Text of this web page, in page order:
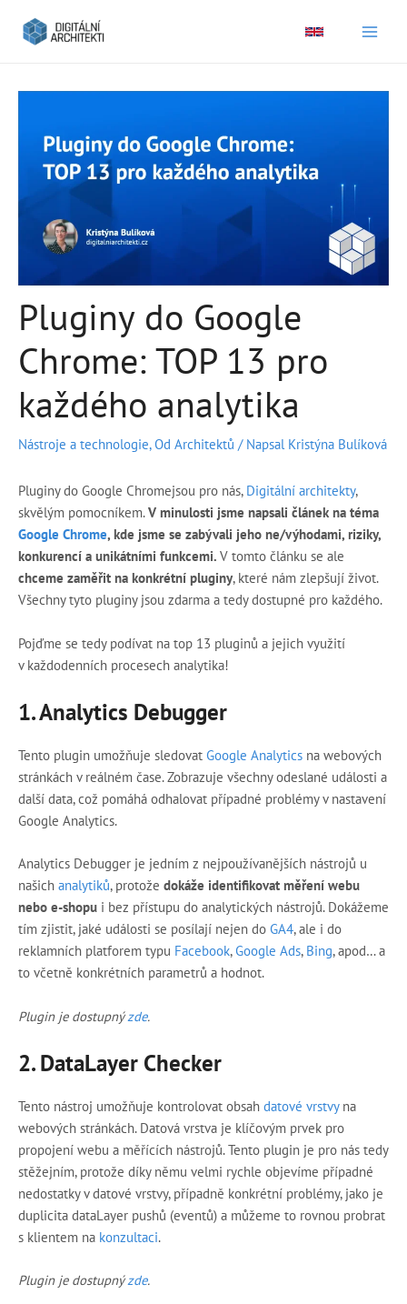
Menu
Pluginy do Google
Chrome: TOP 13 pro
každého analytika
Nástroje a technologie,Od Architektů / Napsal Kristýna Bulíková
Pluginy do Google Chromejsou pro nás, Digitální architekty,
skvělým pomocníkem.V minulosti jsme napsali článek na téma
Google Chrome, kde jsme se zabývali jeho ne/výhodami, riziky,
konkurencí a unikátními funkcemi. V tomto článku se ale
chceme zaměřit na konkrétní pluginy, které nám zlepšují život.
Všechny tyto pluginy jsou zdarma a tedy dostupné pro každého.
Pojďme se tedy podívat na top 13 pluginů a jejich využití
v každodenních procesech analytika!
1.Analytics Debugger
Tento plugin umožňuje sledovat Google Analytics na webových
stránkách v reálném čase. Zobrazuje všechny odeslané události a
další data, což pomáhá odhalovat případné problémy v nastavení
Google Analytics.
Analytics Debugger je jedním z nejpoužívanějších nástrojů u
našich analytiků, protože dokáže identifikovat měření webu
nebo e-shopu i bez přístupu do analytických nástrojů. Dokážeme
tím zjistit, jaké události se posílají nejen do GA4, ale i do
reklamních platforem typu Facebook,Google Ads, Bing, apod… a
to včetně konkrétních parametrů a hodnot.
Plugin je dostupnýzde.
2.DataLayer Checker
Tento nástroj umožňuje kontrolovat obsah datové vrstvyna
webových stránkách. Datová vrstva je klíčovým prvek pro
propojení webu a měřících nástrojů. Tento plugin je pro nás tedy
stěžejním, protože díky němu velmi rychle objevíme případné
nedostatky v datové vrstvy, případně konkrétní problémy, jako je
duplicita dataLayer pushů (eventů) a můžeme to rovnou probrat
s klientem na konzultaci.
Plugin je dostupnýzde.